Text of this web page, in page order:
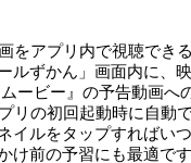
をアプリ内で視聴できる
ルずかん」画面内に、
ービー』の予告動画へ
リの初回起動時に自動
イルをタップすればい
け前の予習にも最適です